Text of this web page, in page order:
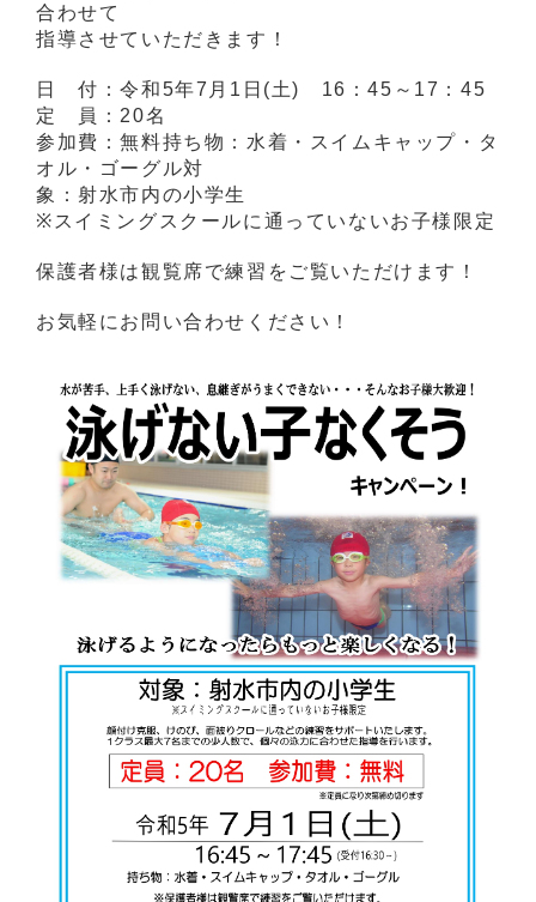
合わせて
指導させていただきます！
日 付：令和5年7月1日(土) 16：45～17：45
定 員：20名
参加費：無料持ち物：水着・スイムキャップ・タ
オル・ゴーグル対
象：射水市内の小学生
※スイミングスクールに通っていないお子様限定
保護者様は観覧席で練習をご覧いただけます！
お気軽にお問い合わせください！